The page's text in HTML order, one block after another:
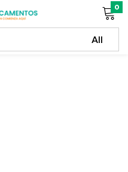
0